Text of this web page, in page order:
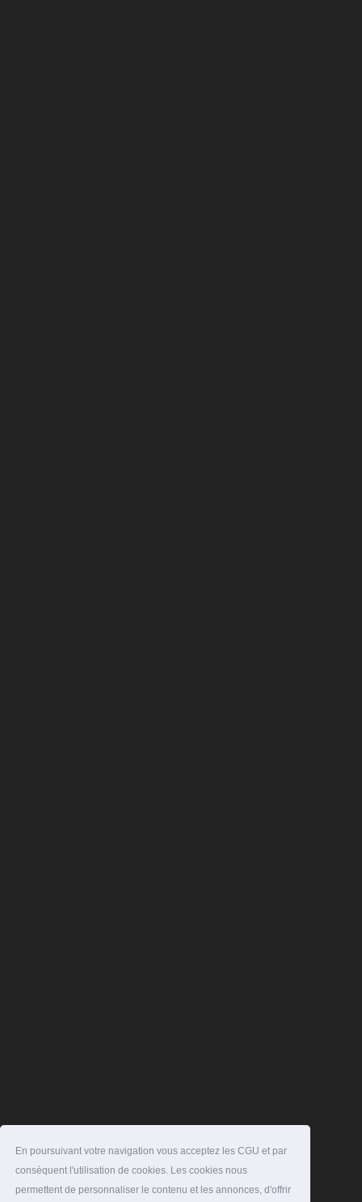
En poursuivant votre navigation vous acceptez les CGU et par
conséquent l'utilisation de cookies. Les cookies nous
permettent de personnaliser le contenu et les annonces, d'offrir